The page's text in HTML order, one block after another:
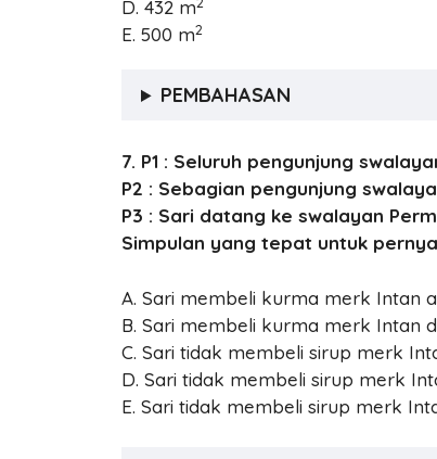
D. 432 m
E. 500 m2
PEMBAHASAN
7. P1 : Seluruh pengunjung
P2 : Sebagian pengunjung
P3 : Sari datang ke swalayan
Simpulan yang tepat untuk
A. Sari membeli kurma merk Intan
B. Sari membeli kurma merk Intan
C. Sari tidak membeli sirup merk
D. Sari tidak membeli sirup merk
E. Sari tidak membeli sirup merk